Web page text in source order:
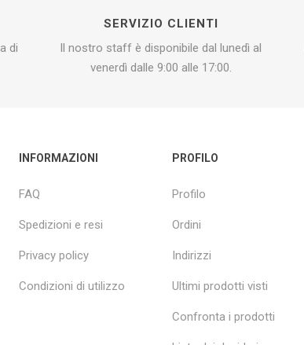
di
SERVIZIO CLIENTI
Il nostro staff è disponibile dal lunedì al
venerdì dalle 9:00 alle 17:00.
INFORMAZIONI
FAQ
Spedizioni e resi
Privacy policy
Condizioni di utilizzo
PROFILO
Profilo
Ordini
Indirizzi
Ultimi prodotti visti
Confronta i prodotti